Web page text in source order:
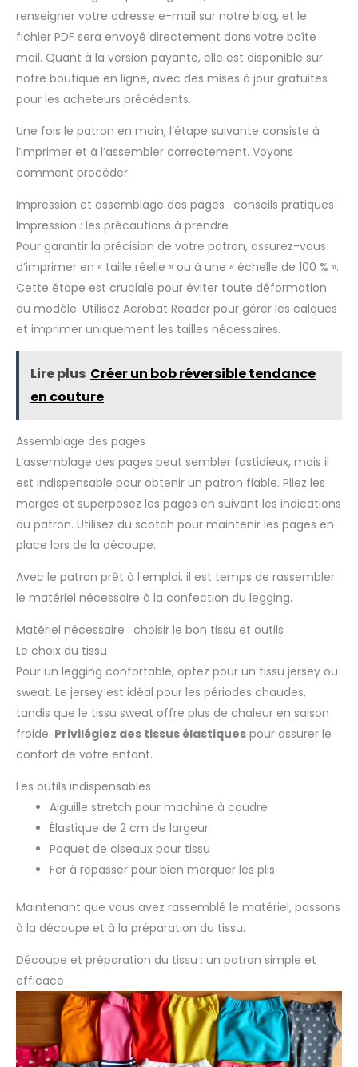
renseigner votre adresse e-mail sur notre blog, et le
fichier PDF sera envoyé directement dans votre boîte
mail. Quant à la version payante, elle est disponible sur
notre boutique en ligne, avec des mises à jour gratuites
pour les acheteurs précédents.
Une fois le patron en main, l’étape suivante consiste à
l’imprimer et à l’assembler correctement. Voyons
comment procéder.
Impression et assemblage des pages : conseils pratiques
Impression : les précautions à prendre
Pour garantir la précision de votre patron, assurez-vous
d’imprimer en « taille réelle » ou à une « échelle de 100 % ».
Cette étape est cruciale pour éviter toute déformation
du modèle. Utilisez Acrobat Reader pour gérer les calques
et imprimer uniquement les tailles nécessaires.
Lire plus Créer un bob réversible tendance
en couture
Assemblage des pages
L’assemblage des pages peut sembler fastidieux, mais il
est indispensable pour obtenir un patron fiable. Pliez les
marges et superposez les pages en suivant les indications
du patron. Utilisez du scotch pour maintenir les pages en
place lors de la découpe.
Avec le patron prêt à l’emploi, il est temps de rassembler
le matériel nécessaire à la confection du legging.
Matériel nécessaire : choisir le bon tissu et outils
Le choix du tissu
Pour un legging confortable, optez pour un tissu jersey ou
sweat. Le jersey est idéal pour les périodes chaudes,
tandis que le tissu sweat offre plus de chaleur en saison
froide. Privilégiez des tissus élastiques pour assurer le
confort de votre enfant.
Les outils indispensables
Aiguille stretch pour machine à coudre
Élastique de 2 cm de largeur
Paquet de ciseaux pour tissu
Fer à repasser pour bien marquer les plis
Maintenant que vous avez rassemblé le matériel, passons
à la découpe et à la préparation du tissu.
Découpe et préparation du tissu : un patron simple et
efficace